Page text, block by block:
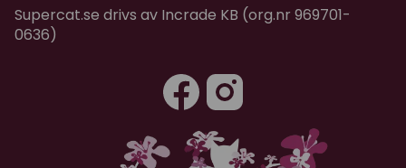
Supercat.se drivs av Incrade KB (org.nr 969701-
0636)